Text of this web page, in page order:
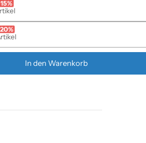
In den Warenkorb